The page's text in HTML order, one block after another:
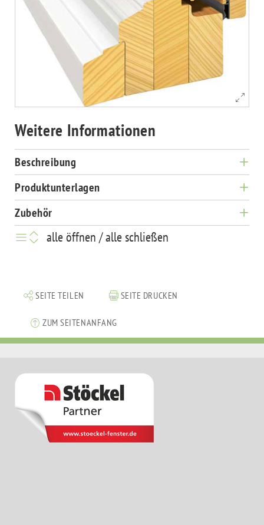
Weitere Informationen
Beschreibung
Produktunterlagen
Zubehör
alle öffnen / alle schließen
SEITE TEILEN SEITE DRUCKEN
ZUM SEITENANFANG